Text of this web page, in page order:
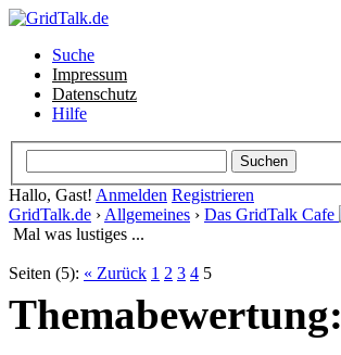
Suche
Impressum
Datenschutz
Hilfe
Hallo, Gast! Anmelden Registrieren
GridTalk.de › Allgemeines › Das GridTalk Cafe
Mal was lustiges ...
Seiten (5): « Zurück 1 2 3 4 5
Themabewertung: